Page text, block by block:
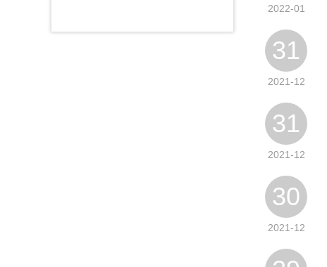
2022-01
31
2021-12
31
2021-12
30
2021-12